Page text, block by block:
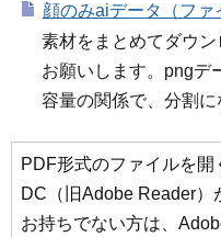
顔のみaiデータ（ファ
素材をまとめてダウ
お願いします。pngデ
容量の関係で、分割に
PDF形式のファイルを
DC（旧Adobe Reader）
お持ちでない方は、